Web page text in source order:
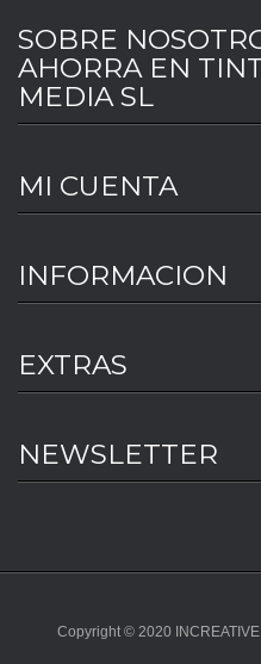
SOBRE
AHORRA EN
MEDIA SL
MI CUENTA
INFORMACION
EXTRAS
NEWSLETTER
Copyright © 2020